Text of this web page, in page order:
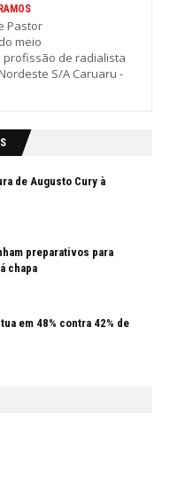
Pastor
meio
profissão de radialista
S/A Caruaru -
de Augusto Cury à
preparativos para
chapa
em 48% contra 42% de